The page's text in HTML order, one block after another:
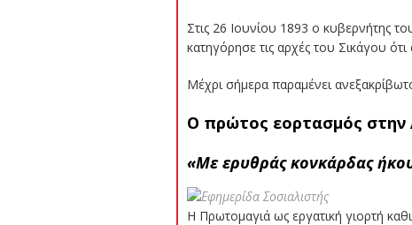
Στις 26 Ιουνίου 1893 ο κυβερνήτης
κατηγόρησε τις αρχές του Σικάγου
Μέχρι σήμερα παραμένει
Ο πρώτος εορτασμός στην
«Με ερυθράς κονκάρδας
Η Πρωτομαγιά ως εργατική γιορτή